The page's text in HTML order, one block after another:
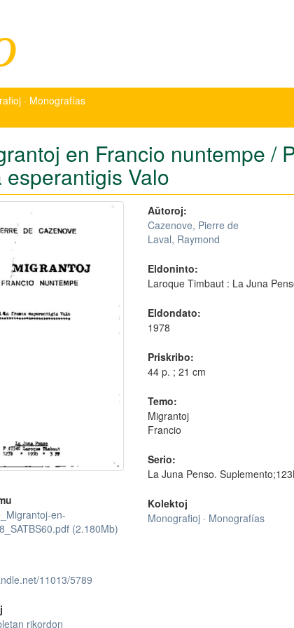
· Monografías
en Francio nuntempe /
esperantigis Valo
en-
(2.180Mb)
11013/5789
rikordon
Aŭtoroj:
Cazenove, Pierre de
Laval, Raymond
Eldoninto:
Laroque Timbaut : La Juna
Eldondato:
1978
Priskribo:
44 p. ; 21 cm
Temo:
Migrantoj
Francio
Serio:
La Juna Penso.
Kolektoj
Monografioj · Monografías